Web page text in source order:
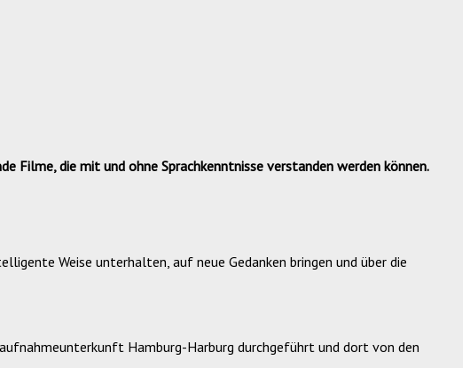
Filme, die mit und ohne Sprachkenntnisse verstanden werden können.
Weise unterhalten, auf neue Gedanken bringen und über die
Hamburg-Harburg durchgeführt und dort von den